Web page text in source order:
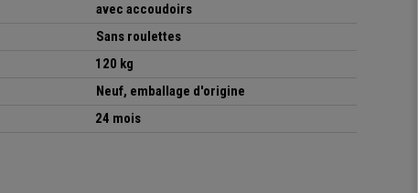
avec accoudoirs
Sans roulettes
120 kg
Neuf, emballage d'origine
24 mois